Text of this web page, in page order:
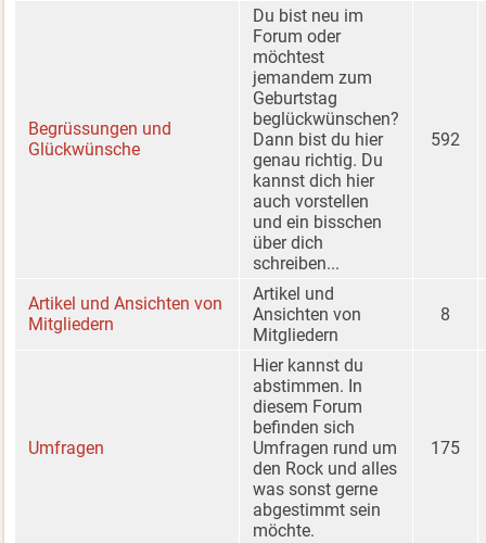
Begrüssungen und
Glückwünsche
Du bist neu im
Forum oder
möchtest
jemandem zum
Geburtstag
beglückwünschen?
Dann bist du hier
genau richtig. Du
kannst dich hier
auch vorstellen
und ein bisschen
über dich
schreiben...
592
Artikel und Ansichten von
Mitgliedern
Artikel und
Ansichten von
Mitgliedern
8
Umfragen
Hier kannst du
abstimmen. In
diesem Forum
befinden sich
Umfragen rund um
den Rock und alles
was sonst gerne
abgestimmt sein
möchte.
175